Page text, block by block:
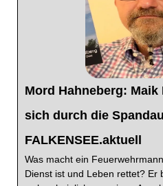
Mord Hahneberg:
sich durch die
FALKENSEE.aktuell
Was macht ein
Dienst ist und Leben rettet? Er